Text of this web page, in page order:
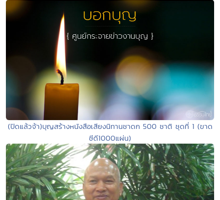
(ปิดแล้วจ้า)บุญสร้างหนังสือเสียงนิทานชาดก 500 ชาติ ชุดที่ 1 (ขาด
ซีดี1000แผ่น)